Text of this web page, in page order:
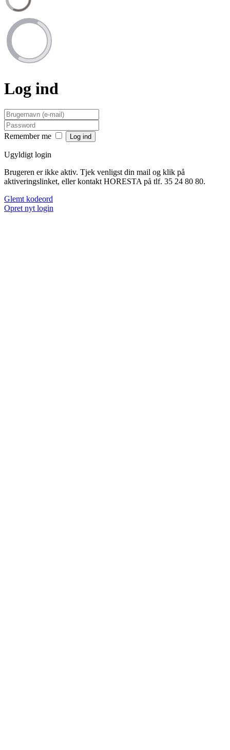
Log ind
Remember me
Ugyldigt login
Brugeren er ikke aktiv. Tjek venligst din mail og klik på
aktiveringslinket, eller kontakt HORESTA på tlf. 35 24 80 80.
Glemt kodeord
Opret nyt login